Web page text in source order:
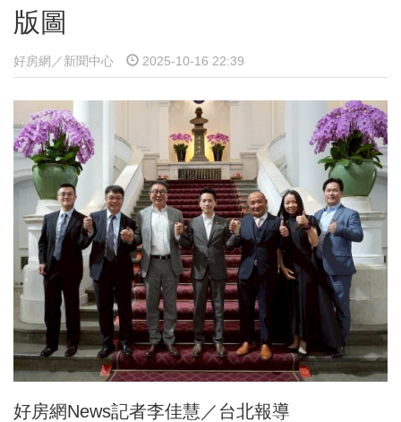
版圖
好房網／新聞中心 2025-10-16 22:39
好房網News記者李佳慧／台北報導